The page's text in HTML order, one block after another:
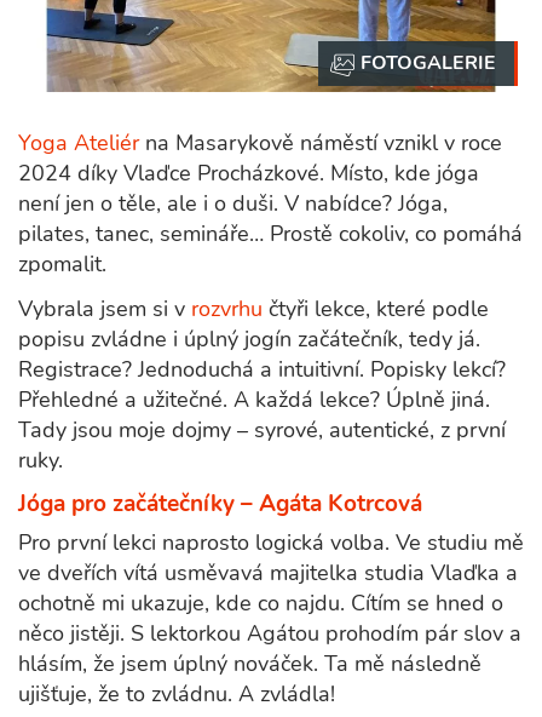
Yoga Ateliérna Masarykově náměstí vznikl v roce
2024 díky Vlaďce Procházkové. Místo, kde jóga
není jen o těle, ale i o duši. V nabídce? Jóga,
pilates, tanec, semináře… Prostě cokoliv, co pomáhá
zpomalit.
Vybrala jsem si v rozvrhu čtyři lekce, které podle
popisu zvládne i úplný jogín začátečník, tedy já.
Registrace? Jednoduchá a intuitivní. Popisky lekcí?
Přehledné a užitečné. A každá lekce? Úplně jiná.
Tady jsou moje dojmy – syrové, autentické, z první
ruky.
Jóga pro začátečníky – Agáta Kotrcová
Pro první lekci naprosto logická volba. Ve studiu mě
ve dveřích vítá usměvavá majitelka studia Vlaďka a
ochotně mi ukazuje, kde co najdu. Cítím se hned o
něco jistěji. S lektorkou Agátou prohodím pár slov a
hlásím, že jsem úplný nováček. Ta mě následně
ujišťuje, že to zvládnu. A zvládla!